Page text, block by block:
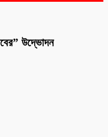
উদ্ভোদন